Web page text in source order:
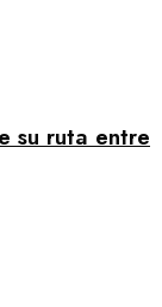
su ruta entre